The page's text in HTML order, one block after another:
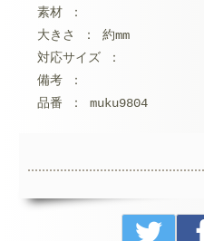
素材 ：
大きさ ： 約mm
対応サイズ ：
備考 ：
品番 ： muku9804